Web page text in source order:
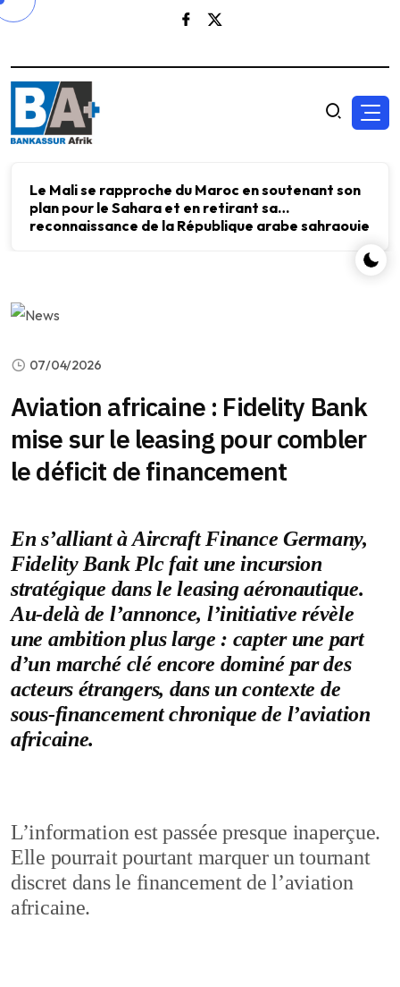
Le Mali se rapproche du Maroc en soutenant son
plan pour le Sahara et en retirant sa
reconnaissance de la République arabe sahraouie
07/04/2026
Aviation africaine : Fidelity Bank
mise sur le leasing pour combler
le déficit de financement
En s’alliant à Aircraft Finance Germany,
Fidelity Bank Plc fait une incursion
stratégique dans le leasing aéronautique.
Au-delà de l’annonce, l’initiative révèle
une ambition plus large : capter une part
d’un marché clé encore dominé par des
acteurs étrangers, dans un contexte de
sous-financement chronique de l’aviation
africaine.
L’information est passée presque inaperçue.
Elle pourrait pourtant marquer un tournant
discret dans le financement de l’aviation
africaine.